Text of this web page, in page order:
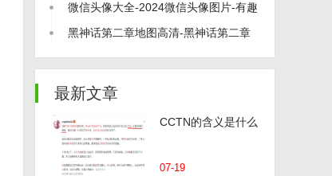
微信头像大全-2024微信头像图片-有趣
的微信头像
黑神话第二章地图高清-黑神话第二章
地图介绍
最新文章
CCTN的含义是什么
07-19